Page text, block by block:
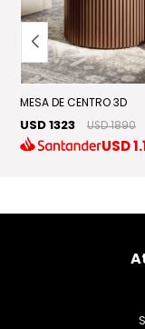
MESA DE CENTRO 3D
USD 1323 USD 1890
USD